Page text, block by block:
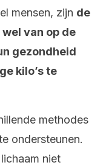
mensen, zijn de
van op de
gezondheid
kilo’s te
methodes
ondersteunen.
niet